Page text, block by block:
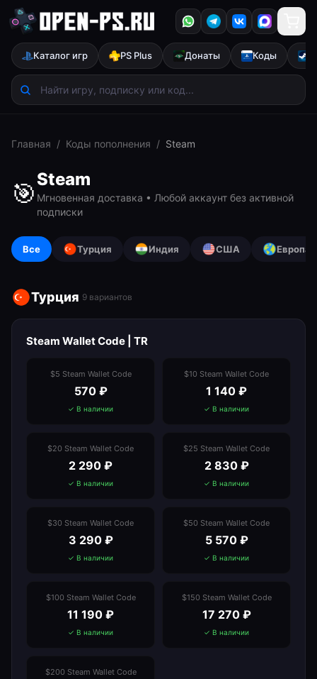
Каталог игр PS Plus Донаты Коды
Главная / Коды пополнения / Steam
🎯Steam
Мгновенная доставка • Любой аккаунт без активной
подписки
Все Турция Индия США Европа
Турция 9 вариантов
Steam Wallet Code | TR
$5 Steam Wallet Code
570₽
✓ В наличии
$10 Steam Wallet Code
1 140 ₽
✓ В наличии
$20 Steam Wallet Code
2 290 ₽
✓ В наличии
$25 Steam Wallet Code
2 830₽
✓ В наличии
$30 Steam Wallet Code
3 290₽
✓ В наличии
$50 Steam Wallet Code
5 570₽
✓ В наличии
$100 Steam Wallet Code
11 190 ₽
✓ В наличии
$150 Steam Wallet Code
17 270₽
✓ В наличии
$200 Steam Wallet Code